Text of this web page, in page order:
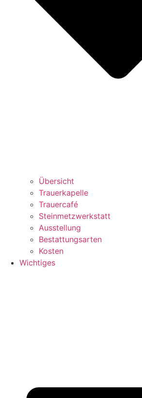
Übersicht
Trauerkapelle
Trauercafé
Steinmetzwerkstatt
Ausstellung
Bestattungsarten
Kosten
Wichtiges